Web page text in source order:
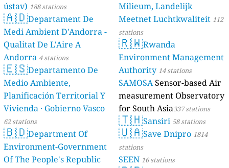
ústav) 188 stations
🇦🇩Departament De
Medi Ambient D'Andorra -
Qualitat De L'Aire A
Andorra 4 stations
🇪🇸Departamento De
Medio Ambiente,
Planificación Territorial Y
Vivienda · Gobierno Vasco
62 stations
🇧🇩Department Of
Environment-Government
Of The People's Republic
Milieum, Landelijk
Meetnet Luchtkwaliteit 112
stations
🇷🇼Rwanda
Environment Management
Authority 14 stations
SAMOSASensor-based Air
measurement Observatory
for South Asia337 stations
🇹🇭Sansiri 58 stations
🇺🇦Save Dnipro 1814
stations
SEEN 16 stations